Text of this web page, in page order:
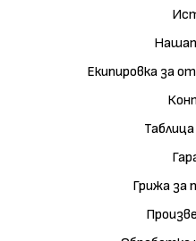
Екипировка за
Грижа за